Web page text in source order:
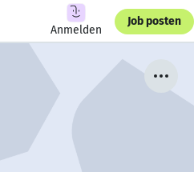
Anmelden
Job posten